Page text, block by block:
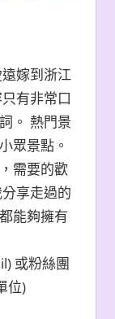
嫁到浙江
有非常口
。 熱門景
眾景點。
需要的歡
享走過的
能夠擁有
或粉絲團
位)